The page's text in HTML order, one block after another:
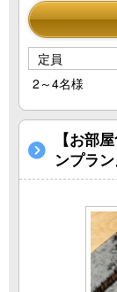
定員
2～4名様
【お部
ンプラン